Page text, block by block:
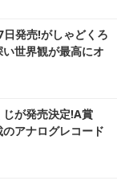
発売!がしゃどくろ
世界観が最高にオ
じが発売決定!A賞
アナログレコード